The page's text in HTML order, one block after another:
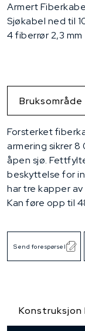
Armert
Sjøkabel ned til
4 fiberrør 2,3 mm
Bruksområde
Forsterket
armering sikrer
åpen sjø.
beskyttelse for
har tre kapper
Kan føre opp til
Send forespørsel
Konstruksjon